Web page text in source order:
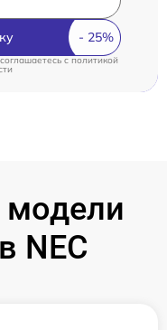
cполитикой
NEC